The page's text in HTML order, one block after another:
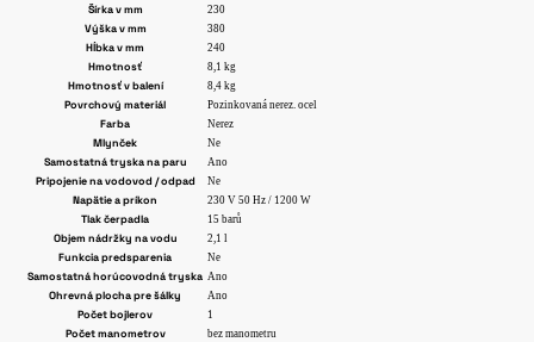
Šírka v mm 230
Výška v mm 380
Hĺbka v mm 240
Hmotnosť 8,1 kg
Hmotnosť v balení 8,4 kg
Povrchový materiál Pozinkovaná nerez. ocel
Farba Nerez
Mlynček Ne
Samostatná tryska na paru Ano
Pripojenie na vodovod / odpad Ne
Napätie a príkon 230 V 50 Hz / 1200 W
Tlak čerpadla 15 barů
Objem nádržky na vodu 2,1 l
Funkcia predsparenia Ne
Samostatná horúcovodná tryska Ano
Ohrevná plocha pre šálky Ano
Počet bojlerov 1
Počet manometrov bez manometru